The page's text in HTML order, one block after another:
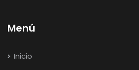
Menú
Inicio